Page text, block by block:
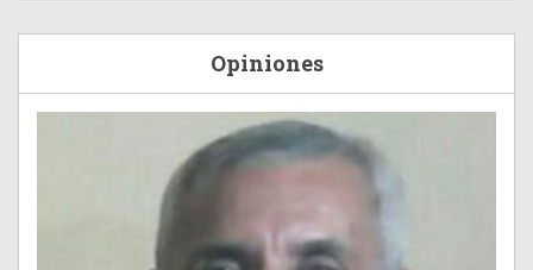
Opiniones